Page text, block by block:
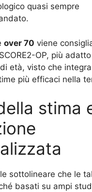
quasi sempre
over 70 viene
OP, più
età, visto che
più efficaci nella
stima
sottolineare che le
basati su ampi